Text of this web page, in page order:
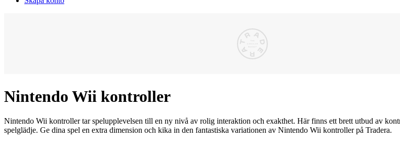
Nintendo Wii kontroller
Nintendo Wii kontroller tar spelupplevelsen till en ny nivå av rolig interaktion och exakthet. Här finns ett brett utbud av
spelglädje. Ge dina spel en extra dimension och kika in den fantastiska variationen av Nintendo Wii kontroller på Tradera.